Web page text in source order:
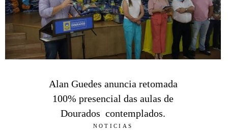
Alan Guedes anuncia retomada
100% presencial das aulas de
Dourados contemplados.
NOTICIAS